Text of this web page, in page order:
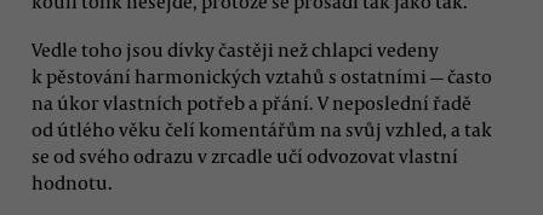
Vedle toho jsou dívky častěji než chlapci vedeny
k pěstování harmonických vztahů s ostatními — často
na úkor vlastních potřeb a přání. V neposlední řadě
od útlého věku čelí komentářům na svůj vzhled, a tak
se od svého odrazu v zrcadle učí odvozovat vlastní
hodnotu.